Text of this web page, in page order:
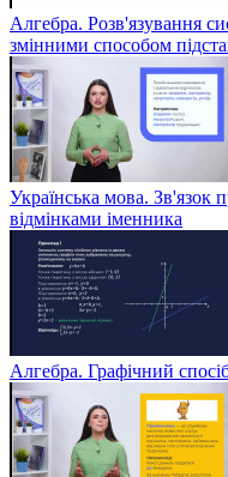
Алгебра. Розв'язування
змінними способом
Українська мова.
відмінками іменника
Алгебра. Графічний